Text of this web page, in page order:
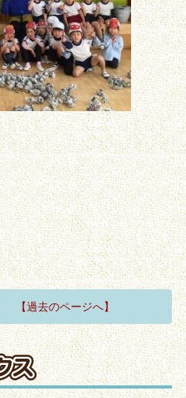
【過去のページへ】